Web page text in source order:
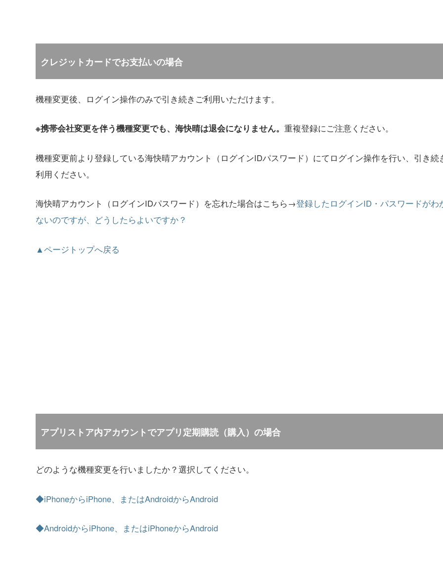
クレジットカードでお支払いの場合
機種変更後、ログイン操作のみで引き続きご利用いただけます。
※携帯会社変更を伴う機種変更でも、海快晴は退会になりません。 重複登録にご注意ください。
機種変更前より登録している海快晴アカウント（ログインIDパスワード）にてログイン操作を行い、引き続
利用ください。
海快晴アカウント（ログインIDパスワード）を忘れた場合はこちら→登録したログインID・パスワードがわ
ないのですが、どうしたらよいですか？
▲ページトップへ戻る
アプリストア内アカウントでアプリ定期購読（購入）の場合
どのような機種変更を行いましたか？選択してください。
◆iPhoneからiPhone、またはAndroidからAndroid
◆AndroidからiPhone、またはiPhoneからAndroid